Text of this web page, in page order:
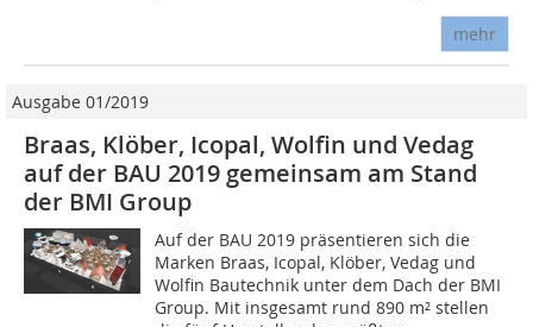
mehr
Ausgabe 01/2019
Braas, Klöber, Icopal, Wolfin und Vedag
auf der BAU 2019 gemeinsam am Stand
der BMI Group
Auf der BAU 2019 präsentieren sich die
Marken Braas, Icopal, Klöber, Vedag und
Wolfin Bautechnik unter dem Dach der BMI
Group. Mit insgesamt rund 890 m² stellen